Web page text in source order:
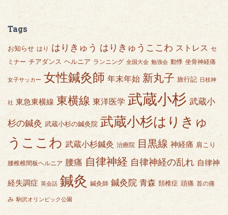
:
Tags
お知らせ はり はりきゅう はりきゅうここわ ストレス セ
ミナー チアダンス ヘルニア ランニング 全国大会 勉強会 動悸 坐骨神経痛
女子サッカー 女性鍼灸師 年末年始 新丸子 旅行記 日枝神
社 東急東横線 東横線 東洋医学 武蔵小杉 武蔵小
杉の鍼灸 武蔵小杉の鍼灸院 武蔵小杉はりきゅ
うここわ 武蔵小杉鍼灸 治療院 目黒線 神経痛 肩こり
腰椎椎間板ヘルニア 腰痛 自律神経 自律神経の乱れ 自律神
経失調症 英会話 鍼灸 鍼灸師 鍼灸院 青森 頚椎症 頭痛 首の痛
み 駒沢オリンピック公園